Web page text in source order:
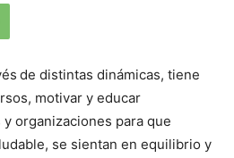
de distintas dinámicas, tiene
motivar y educar
organizaciones para que
se sientan en equilibrio y